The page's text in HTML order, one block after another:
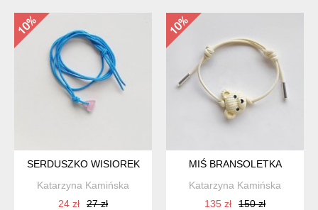
SERDUSZKO WISIOREK
Katarzyna Kamińska
24 zł
27 zł
MIŚ BRANSOLETKA
Katarzyna Kamińska
135 zł
150 zł